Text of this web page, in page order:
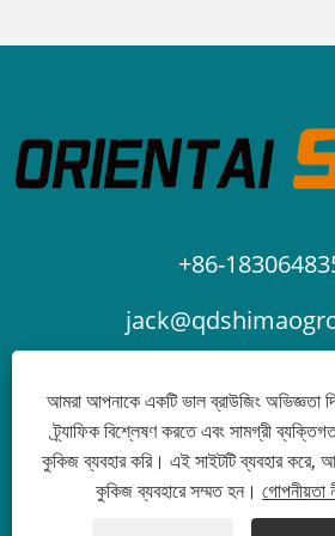
+86-
কপিরাইট © 2023 Qingdao Oriental
Ltd. - ফুড ট্রাক, ফুড ট্রেলার, ফুড কার্ট -
Links
Sitemap RSS XML
আমরা আপনাকে একটি ভাল ব্রাউজিং অভিজ্ঞতা
ট্র্যাফিক বিশ্লেষণ করতে এবং সামগ্রী
কুকিজ ব্যবহার করি। এই সাইটটি ব্যবহার করে,
কুকিজ ব্যবহারে সম্মত হন।গোপনীয়তা